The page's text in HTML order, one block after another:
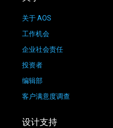
关于 AOS
工作机会
企业社会责任
投资者
编辑部
客户满意度调查
设计支持